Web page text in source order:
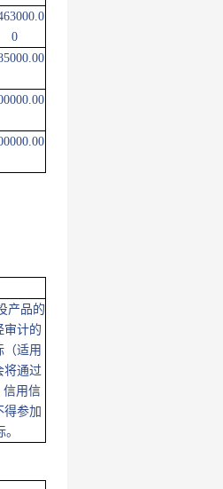
0
产品的
审计的
（适用
将通过
信用信
得参加